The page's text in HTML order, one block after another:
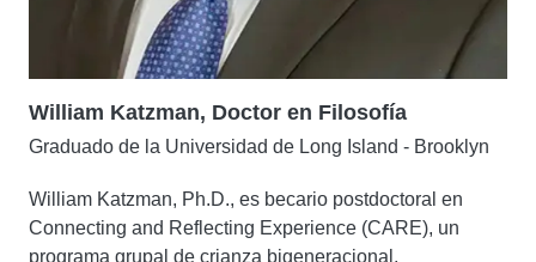
William Katzman, Doctor en Filosofía
Graduado de la Universidad de Long Island - Brooklyn
William Katzman, Ph.D., es becario postdoctoral en
Connecting and Reflecting Experience (CARE), un
programa grupal de crianza bigeneracional,